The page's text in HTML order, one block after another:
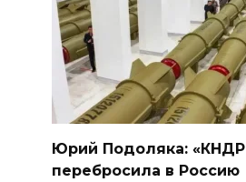
Юрий Подоляка: «КНДР
перебросила в Россию